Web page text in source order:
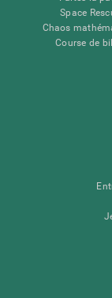
Space
Chaos
Course de